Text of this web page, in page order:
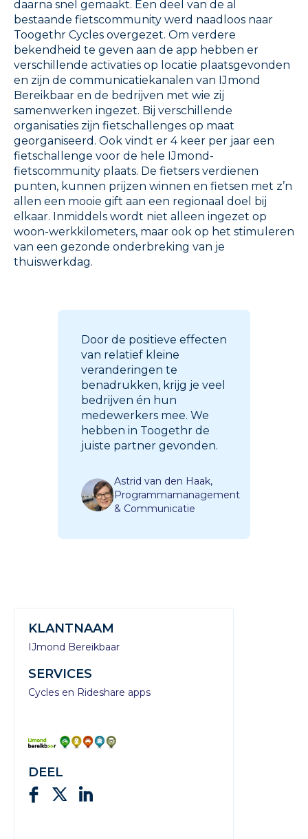
daarna snel gemaakt. Een deel van de al
bestaande fietscommunity werd naadloos naar
Toogethr Cycles overgezet. Om verdere
bekendheid te geven aan de app hebben er
verschillende activaties op locatie plaatsgevonden
en zijn de communicatiekanalen van IJmond
Bereikbaar en de bedrijven met wie zij
samenwerken ingezet. Bij verschillende
organisaties zijn fietschallenges op maat
georganiseerd. Ook vindt er 4 keer per jaar een
fietschallenge voor de hele IJmond-
fietscommunity plaats. De fietsers verdienen
punten, kunnen prijzen winnen en fietsen met z’n
allen een mooie gift aan een regionaal doel bij
elkaar. Inmiddels wordt niet alleen ingezet op
woon-werkkilometers, maar ook op het stimuleren
van een gezonde onderbreking van je
thuiswerkdag.
Door de positieve effecten
van relatief kleine
veranderingen te
benadrukken, krijg je veel
bedrijven én hun
medewerkers mee. We
hebben in Toogethr de
juiste partner gevonden.
Astrid van den Haak,
Programmamanagement
& Communicatie
KLANTNAAM
IJmond Bereikbaar
SERVICES
Cycles en Rideshare apps
DEEL